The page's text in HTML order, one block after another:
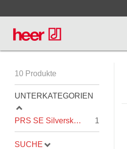
LICHT / EFFEKTE
Effekte
Controller/DMX
Infos
Preisliste
10 Produkte
UNTERKATEGORIEN
PRS SE Silversky "Lefty" 1
SUCHE